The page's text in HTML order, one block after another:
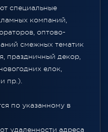
специальные
компаний,
оптово-
смежных тематик
праздничный декор,
елок,
пр.).
по указанному в
удаленности адреса